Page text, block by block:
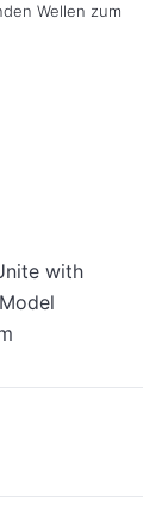
Wellen zum
with